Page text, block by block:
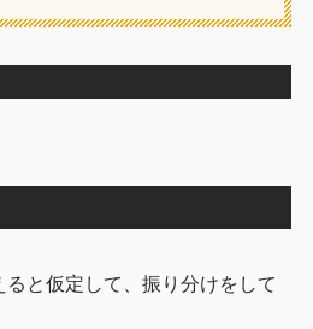
と仮定して、振り分けをして